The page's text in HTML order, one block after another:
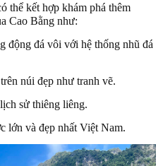
thể kết hợp khám phá thêm
Cao Bằng như:
động đá vôi với hệ thống nhũ đá
núi đẹp như tranh vẽ.
sử thiêng liêng.
lớn và đẹp nhất Việt Nam.